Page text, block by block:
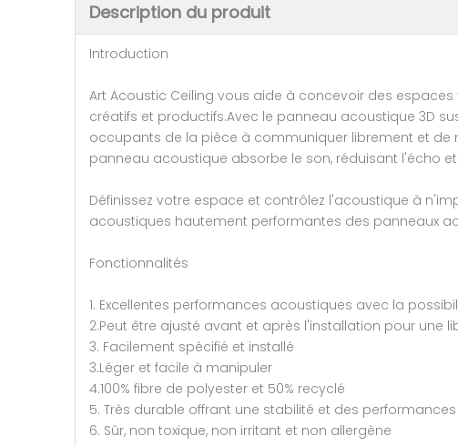
Description du produit
Introduction
Art Acoustic Ceiling vous aide à concevoir des
créatifs et productifs.Avec le panneau acoustique 3D
occupants de la pièce à communiquer librement et de
panneau acoustique absorbe le son, réduisant l'écho
Définissez votre espace et contrôlez l'acoustique à
acoustiques hautement performantes des panneaux
Fonctionnalités
1. Excellentes performances acoustiques avec la
2.Peut être ajusté avant et après l'installation pour une
3. Facilement spécifié et installé
3.Léger et facile à manipuler
4.100% fibre de polyester et 50% recyclé
5. Très durable offrant une stabilité et des
6. Sûr, non toxique, non irritant et non allergène